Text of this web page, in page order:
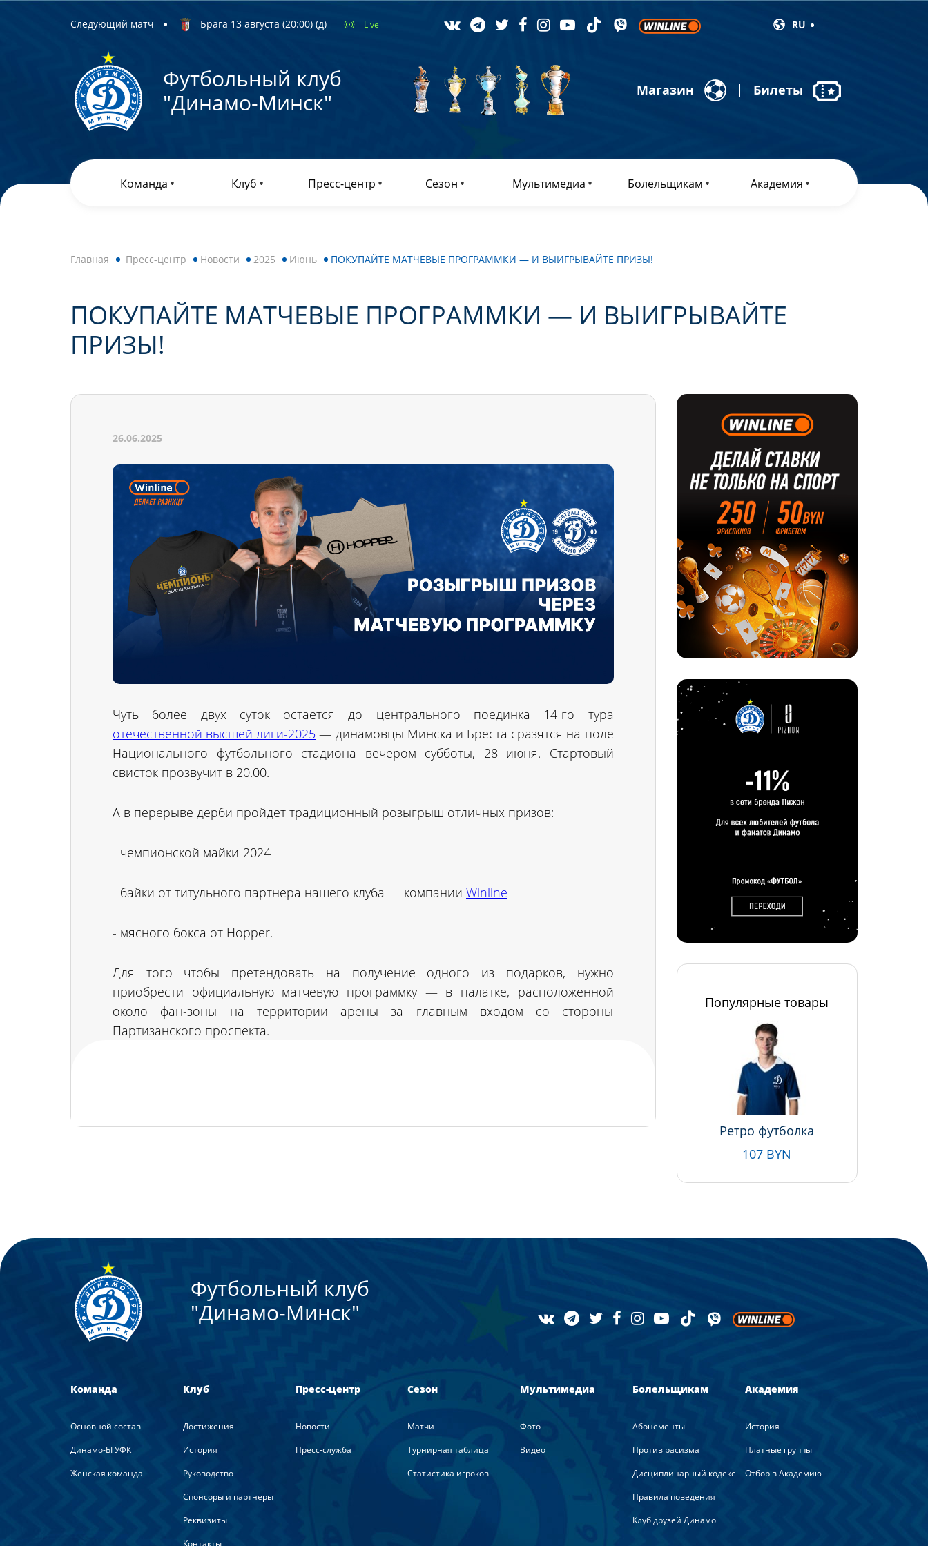
Следующий матч Брага 13 августа (20:00) (д) Live RU
Футбольный клуб
"Динамо-Минск"
Магазин Билеты
Команда Клуб Пресс-центр Сезон Мультимедиа Болельщикам Академия
Главная Пресс-центр Новости 2025 Июнь ПОКУПАЙТЕ МАТЧЕВЫЕ ПРОГРАММКИ — И ВЫИГРЫВАЙТЕ ПРИЗЫ!
ПОКУПАЙТЕ МАТЧЕВЫЕ ПРОГРАММКИ — И ВЫИГРЫВАЙТЕ
ПРИЗЫ!
26.06.2025
Чуть более двух суток остается до центрального поединка 14-го тура
отечественной высшей лиги-2025 — динамовцы Минска и Бреста сразятся на поле
Национального футбольного стадиона вечером субботы, 28 июня. Стартовый
свисток прозвучит в 20.00.
А в перерыве дерби пройдет традиционный розыгрыш отличных призов:
- чемпионской майки-2024
- байки от титульного партнера нашего клуба — компании Winline
- мясного бокса от Hopper.
Для того чтобы претендовать на получение одного из подарков, нужно
приобрести официальную матчевую программку — в палатке, расположенной
около фан-зоны на территории арены за главным входом со стороны
Партизанского проспекта.
Популярные товары
Ретро футболка
107 BYN
Футбольный клуб
"Динамо-Минск"
Команда
Основной состав
Динамо-БГУФК
Женская команда
Клуб
Достижения
История
Руководство
Спонсоры и партнеры
Реквизиты
Контакты
Пресс-центр
Новости
Пресс-служба
Сезон
Матчи
Турнирная таблица
Статистика игроков
Мультимедиа
Фото
Видео
Болельщикам
Абонементы
Против расизма
Дисциплинарный кодекс
Правила поведения
Клуб друзей Динамо
Академия
История
Платные группы
Отбор в Академию